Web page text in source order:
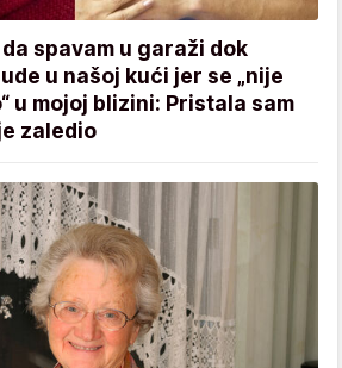
spavam u garaži dok
u našoj kući jer se „nije
u mojoj blizini: Pristala sam
zaledio